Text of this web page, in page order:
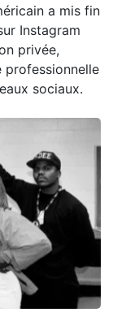
a mis fin
Instagram
privée,
professionnelle
sociaux.